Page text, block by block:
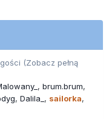
(Zobacz pełną
brum.brum
Dalila_
sailorka